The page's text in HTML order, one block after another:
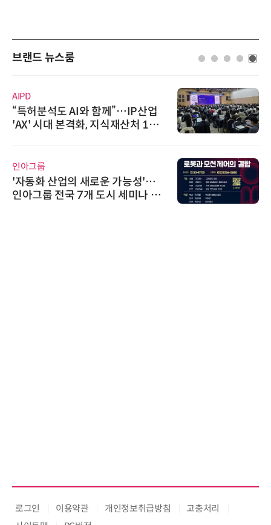
브랜드 뉴스룸
AIPD
“특허분석도 AI와 함께”…IP산업
'AX' 시대 본격화, 지식재산처 1호
인아그룹
'자동화 산업의 새로운 가능성'…
인아그룹 전국 7개 도시 세미나 페
로그인 이용약관 개인정보취급방침
고충처리